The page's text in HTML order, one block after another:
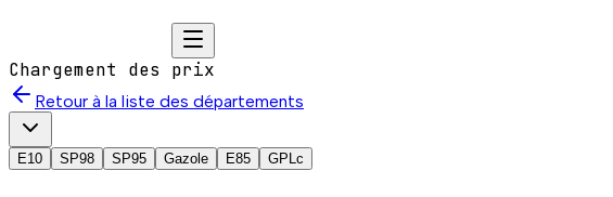
Chargement des prix
Retour à la liste des départements
E10 SP98 SP95 Gazole E85 GPLc